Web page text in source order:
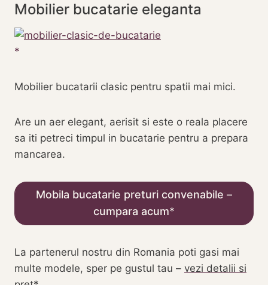
Mobilier bucatarie eleganta
Mobilier bucatarii clasic pentru spatii mai mici.
Are un aer elegant, aerisit si este o reala placere
sa iti petreci timpul in bucatarie pentru a prepara
mancarea.
Mobila bucatarie preturi convenabile –
cumpara acum
La partenerul nostru din Romania poti gasi mai
multe modele, sper pe gustul tau – vezi detalii si